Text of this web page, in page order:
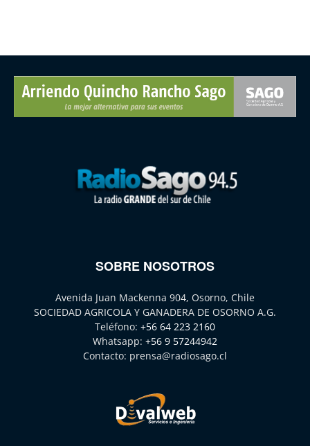
SOBRE NOSOTROS
Avenida Juan Mackenna 904, Osorno, Chile
SOCIEDAD AGRICOLA Y GANADERA DE OSORNO A.G.
Teléfono: +56 64 223 2160
Whatsapp: +56 9 57244942
Contacto: prensa@radiosago.cl